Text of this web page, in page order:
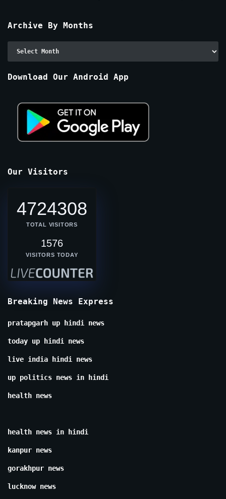
Archive By Months
Download Our Android App
Our Visitors
4724308
TOTAL VISITORS
1576
VISITORS TODAY
Breaking News Express
pratapgarh up hindi news
today up hindi news
live india hindi news
up politics news in hindi
health news
health news in hindi
kanpur news
gorakhpur news
lucknow news